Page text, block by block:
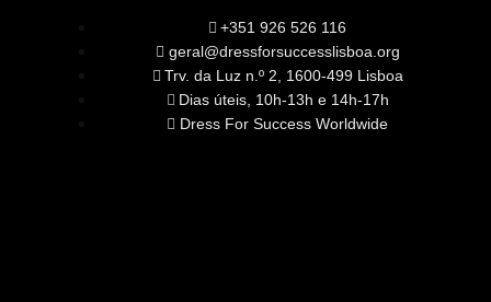
+351 926 526 116
geral@dressforsuccesslisboa.org
Trv. da Luz n.º 2, 1600-499 Lisboa
Dias úteis, 10h-13h e 14h-17h
Dress For Success Worldwide